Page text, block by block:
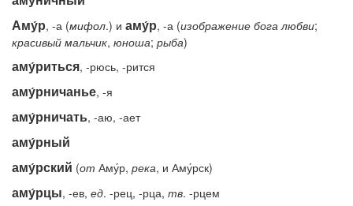
Аму́р, -а (мифол.) и аму́р, -а (изображение бога любви;
красивый мальчик, юноша; рыба)
аму́риться, -рюсь, -рится
аму́рничанье, -я
аму́рничать, -аю, -ает
аму́рный
аму́рский (от Аму́р, река, и Аму́рск)
аму́рцы, -ев, ед. -рец, -рца, тв. -рцем